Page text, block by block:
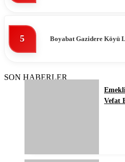
5 Boyabat Gazidere Köyü
SON HABERLER
Vefat